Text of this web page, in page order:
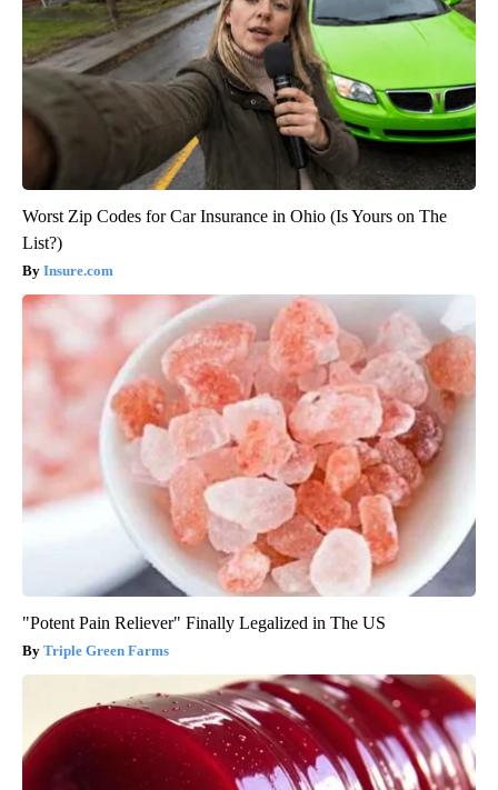
Worst Zip Codes for Car Insurance in Ohio (Is Yours on The
List?)
Insure.com
"Potent Pain Reliever" Finally Legalized in The US
Triple Green Farms